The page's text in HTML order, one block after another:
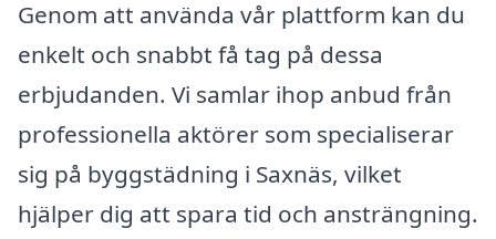
Genom att använda vår plattform kan du
enkelt och snabbt få tag på dessa
erbjudanden. Vi samlar ihop anbud från
professionella aktörer som specialiserar
sig på byggstädning i Saxnäs, vilket
hjälper dig att spara tid och ansträngning.